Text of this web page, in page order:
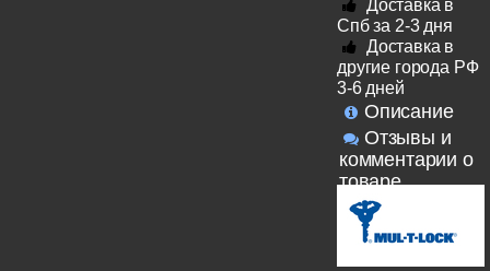
Доставка в
Спб за 2-3 дня
Доставка в
другие города РФ
3-6 дней
Описание
Отзывы и
комментарии о
товаре